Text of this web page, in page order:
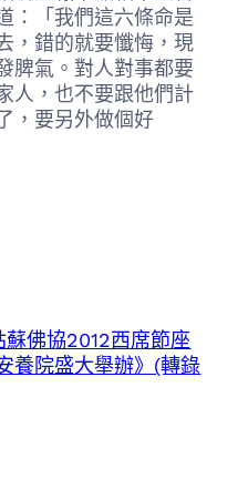
：「我們這六條命是
，錯的就要懺悔，現
脾氣。對人對事都要
人，也不要跟他們計
，要另外做個好
蘇佛協2012西席節座
養院盛大舉辦》(轉錄